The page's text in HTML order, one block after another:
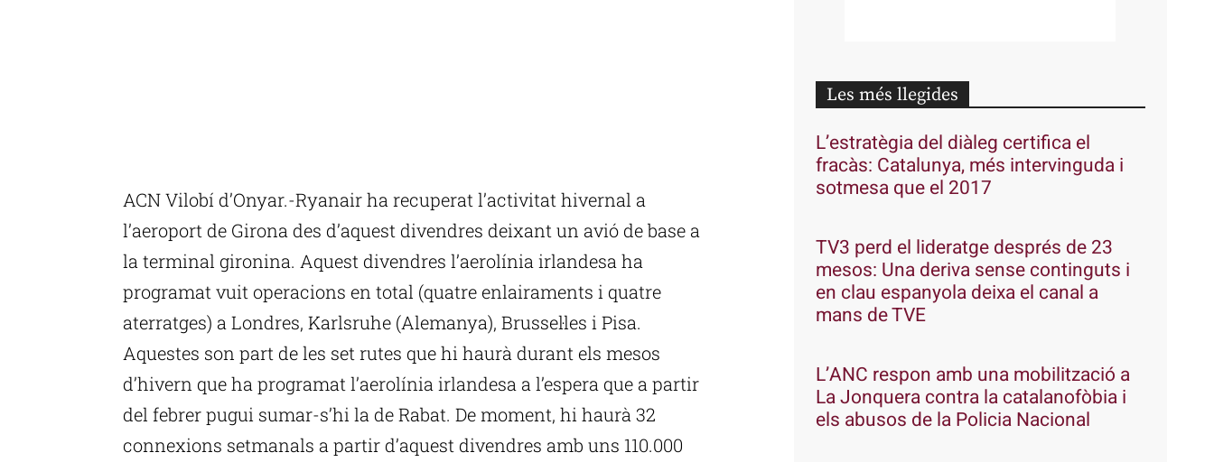
ACN Vilobí d’Onyar.-Ryanair ha recuperat l’activitat hivernal a
l’aeroport de Girona des d’aquest divendres deixant un avió de base a
la terminal gironina. Aquest divendres l’aerolínia irlandesa ha
programat vuit operacions en total (quatre enlairaments i quatre
aterratges) a Londres, Karlsruhe (Alemanya), Brussel·les i Pisa.
Aquestes son part de les set rutes que hi haurà durant els mesos
d’hivern que ha programat l’aerolínia irlandesa a l’espera que a partir
del febrer pugui sumar-s’hi la de Rabat. De moment, hi haurà 32
connexions setmanals a partir d’aquest divendres amb uns 110.000
Les més llegides
L’estratègia del diàleg certifica el
fracàs: Catalunya, més intervinguda i
sotmesa que el 2017
TV3 perd el lideratge després de 23
mesos: Una deriva sense continguts i
en clau espanyola deixa el canal a
mans de TVE
L’ANC respon amb una mobilització a
La Jonquera contra la catalanofòbia i
els abusos de la Policia Nacional